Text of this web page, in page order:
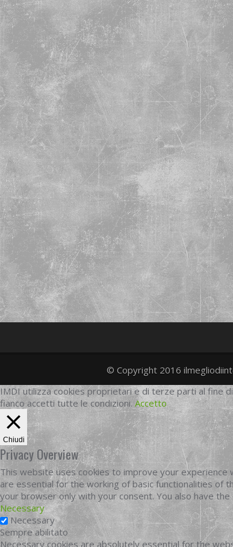
© Copyright 2016
IMDI utilizza cookies proprietari e di terze parti al fine
fianco accetti tutte le condizioni. Accetto
Chiudi
Privacy Overview
This website uses cookies to improve your
are essential for the working of basic functionalities of
your browser only with your consent. You also have
Necessary
Necessary
Sempre abilitato
Necessary cookies are absolutely essential for the